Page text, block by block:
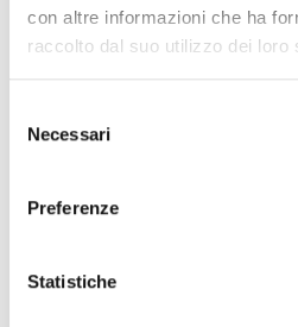
con altre informazioni che ha
raccolto dal suo utilizzo dei loro
delNecessari
Preferenze
Statistiche